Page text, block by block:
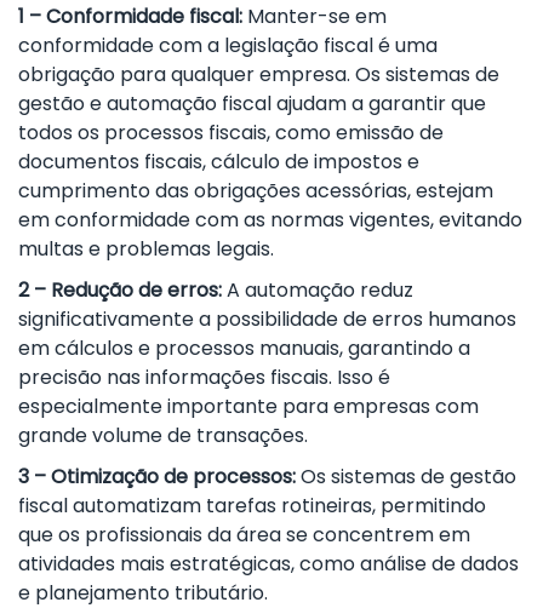
1 – Conformidade fiscal: Manter-se em
conformidade com a legislação fiscal é uma
obrigação para qualquer empresa. Os sistemas de
gestão e automação fiscal ajudam a garantir que
todos os processos fiscais, como emissão de
documentos fiscais, cálculo de impostos e
cumprimento das obrigações acessórias, estejam
em conformidade com as normas vigentes, evitando
multas e problemas legais.
2 – Redução de erros:A automação reduz
significativamente a possibilidade de erros humanos
em cálculos e processos manuais, garantindo a
precisão nas informações fiscais. Isso é
especialmente importante para empresas com
grande volume de transações.
3 – Otimização de processos:Os sistemas de gestão
fiscal automatizam tarefas rotineiras, permitindo
que os profissionais da área se concentrem em
atividades mais estratégicas, como análise de dados
e planejamento tributário.